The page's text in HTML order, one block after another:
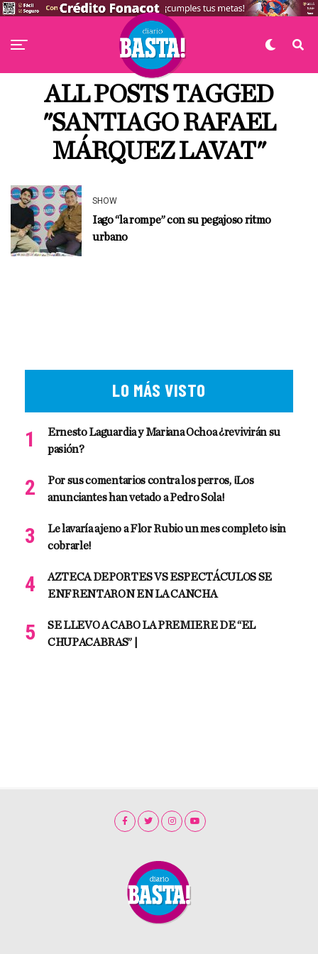
ALL POSTS TAGGED
"SANTIAGO RAFAEL
MÁRQUEZ LAVAT"
SHOW
Iago “la rompe” con su pegajoso ritmo
urbano
LO MÁS VISTO
Ernesto Laguardia y Mariana Ochoa ¿revivirán su
pasión?
Por sus comentarios contra los perros, ¡Los
anunciantes han vetado a Pedro Sola!
Le lavaría ajeno a Flor Rubio un mes completo ¡sin
cobrarle!
AZTECA DEPORTES VS ESPECTÁCULOS SE
ENFRENTARON EN LA CANCHA
SE LLEVO A CABO LA PREMIERE DE “EL
CHUPACABRAS” |